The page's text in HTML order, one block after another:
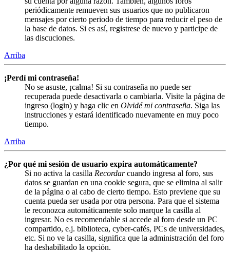
periódicamente remueven sus usuarios que no publicaron
mensajes por cierto periodo de tiempo para reducir el peso de
la base de datos. Si es así, registrese de nuevo y participe de
las discuciones.
Arriba
¡Perdí mi contraseña!
No se asuste, ¡calma! Si su contraseña no puede ser
recuperada puede desactivarla o cambiarla. Visite la página de
ingreso (login) y haga clic en Olvidé mi contraseña. Siga las
instrucciones y estará identificado nuevamente en muy poco
tiempo.
Arriba
¿Por qué mi sesión de usuario expira automáticamente?
Si no activa la casilla Recordarcuando ingresa al foro, sus
datos se guardan en una cookie segura, que se elimina al salir
de la página o al cabo de cierto tiempo. Esto previene que su
cuenta pueda ser usada por otra persona. Para que el sistema
le reconozca automáticamente solo marque la casilla al
ingresar. No es recomendable si accede al foro desde un PC
compartido, e.j. biblioteca, cyber-cafés, PCs de universidades,
etc. Si no ve la casilla, significa que la administración del foro
ha deshabilitado la opción.